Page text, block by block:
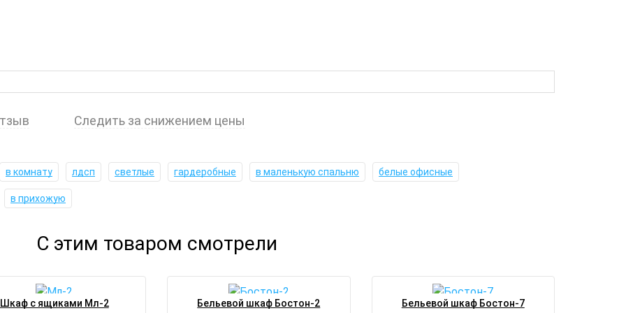
Следить за снижением цены
в комнату лдсп светлые гардеробные в маленькую спальню белые офисные
в прихожую
С этим товаром смотрели
Шкаф с ящиками Мл-2 Бельевой шкаф Бостон-2 Бельевой шкаф Бостон-7